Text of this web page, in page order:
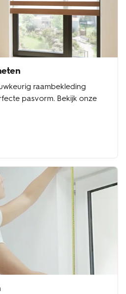
raambekleding
pasvorm. Bekijk onze